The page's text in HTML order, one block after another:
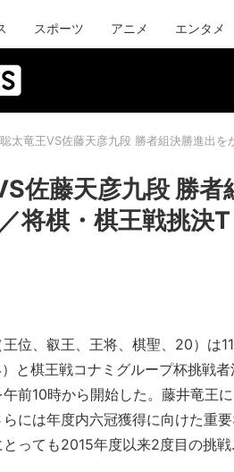
スポーツ アニメ エンタメ
太竜王VS佐藤天彦九段 勝者組決勝進出を
佐藤天彦九段 勝
将棋・棋王戦挑決T
位、叡王、王将、棋聖、20）は
と棋王戦コナミグループ杯挑戦者
前10時から開始した。藤井竜王に
には年度内六冠獲得に向けた重
っても2015年度以来2度目の挑戦